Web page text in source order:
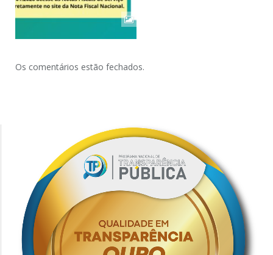
Os comentários estão fechados.